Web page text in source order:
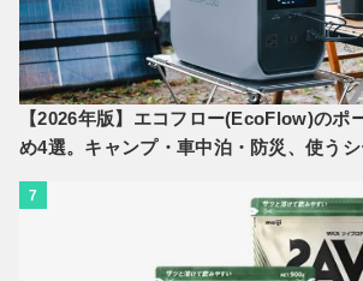
【2026年版】エコフロー(EcoFlow)のポ
め4選。キャンプ・車中泊・防災、使う
7